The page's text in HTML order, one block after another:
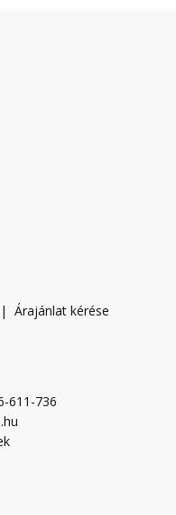
| Árajánlat kérése
611-736